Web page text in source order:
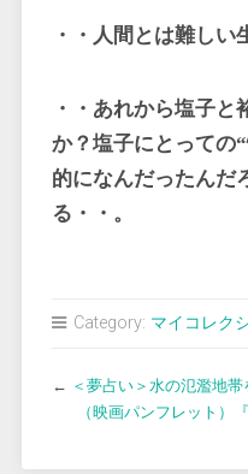
・・人間とは難しい
・・あれから塩子と
か？塩子にとっての“
的になんだったんだ
る・・。
Category: マイコレク
← ＜夢占い＞水の氾濫地
（映画パンフレット）